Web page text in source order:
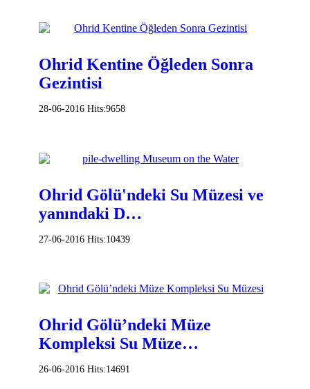
Ohrid Kentine Öğleden Sonra
Gezintisi
28-06-2016 Hits:9658
Ohrid Gölü'ndeki Su Müzesi ve
yanındaki D…
27-06-2016 Hits:10439
Ohrid Gölü’ndeki Müze
Kompleksi Su Müze…
26-06-2016 Hits:14691